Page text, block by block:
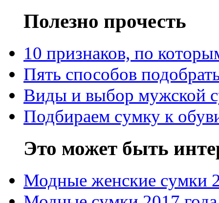
Полезно прочесть
10 признаков, по
Пять способов
Виды и выбор мужской
Подбираем сумку к
Это может быть
Модные женские сумки